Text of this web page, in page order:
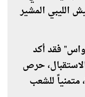
الليبي المشير
فقد أكد
حرص
متمنياً للشعب